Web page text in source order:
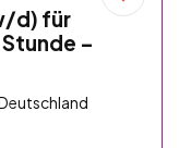
d) für
–